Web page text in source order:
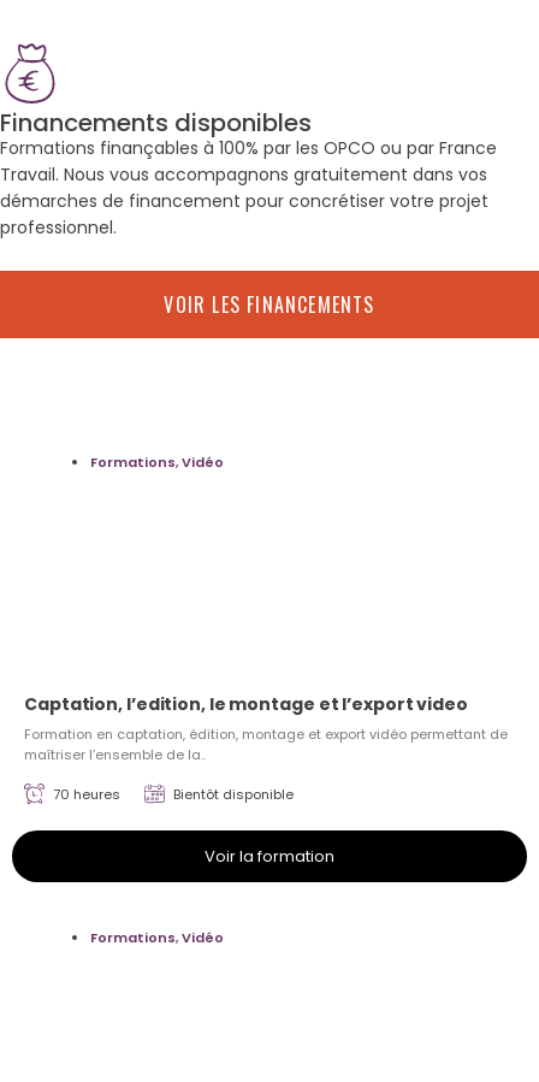
Financements disponibles
Formations finançables à 100% par les OPCO ou par France
Travail. Nous vous accompagnons gratuitement dans vos
démarches de financement pour concrétiser votre projet
professionnel.
VOIR LES FINANCEMENTS
Captation, l’edition, le montage et l’export video
Formation en captation, édition, montage et export vidéo permettant de
maîtriser l’ensemble de la..
Formations,Vidéo
70 heures Bientôt disponible
Voir la formation
Formations,Vidéo